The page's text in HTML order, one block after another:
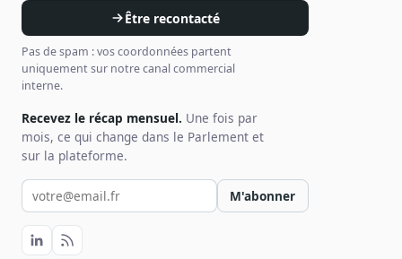
Être recontacté
Pas de spam : vos coordonnées partent
uniquement sur notre canal commercial
interne.
Recevez le récap mensuel. Une fois par
mois, ce qui change dans le Parlement et
sur la plateforme.
Votre email pour la newsletter
M'abonner